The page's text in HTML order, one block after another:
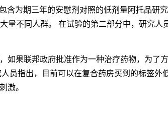
含为期三年的安慰剂对照的低剂量阿托品研
量不同人群。 在试验的第二部分中，研究人
如果联邦政府批准作为一种治疗药物，为了
员指出，目前可以在复合药房买到的标签外
激。